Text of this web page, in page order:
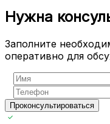
Нужна
Заполните
оперативно для
Проконсультироваться